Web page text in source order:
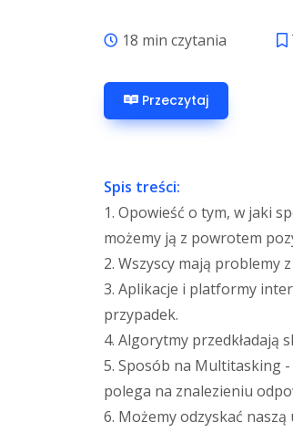
18 min czytania
Przeczytaj
Spis treści:
1. Opowieść o tym, w jaki
możemy ją z powrotem
2. Wszyscy mają problemy
3. Aplikacje i platformy
przypadek.
4. Algorytmy przedkładają
5. Sposób na Multitasking
polega na znalezieniu
6. Możemy odzyskać naszą